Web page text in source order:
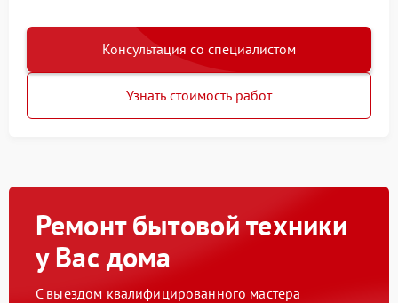
Консультация со специалистом
Узнать стоимость работ
Ремонт бытовой техники
у Вас дома
С выездом квалифицированного мастера